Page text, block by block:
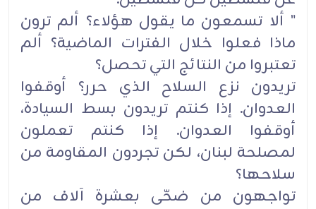
‏" ألا تسمعون ما يقول هؤلاء؟ ألم ترون
ماذا فعلوا خلال الفترات الماضية؟ ألم
تعتبروا من النتائج التي تحصل؟
تريدون نزع السلاح الذي حرر؟ أوقفوا
العدوان. إذا كنتم تريدون بسط السيادة،
أوقفوا العدوان. إذا كنتم تعملون
‏لمصلحة لبنان، لكن تجردون المقاومة من
سلاحها؟
تواجهون من ضحّى بعشرة آلاف من